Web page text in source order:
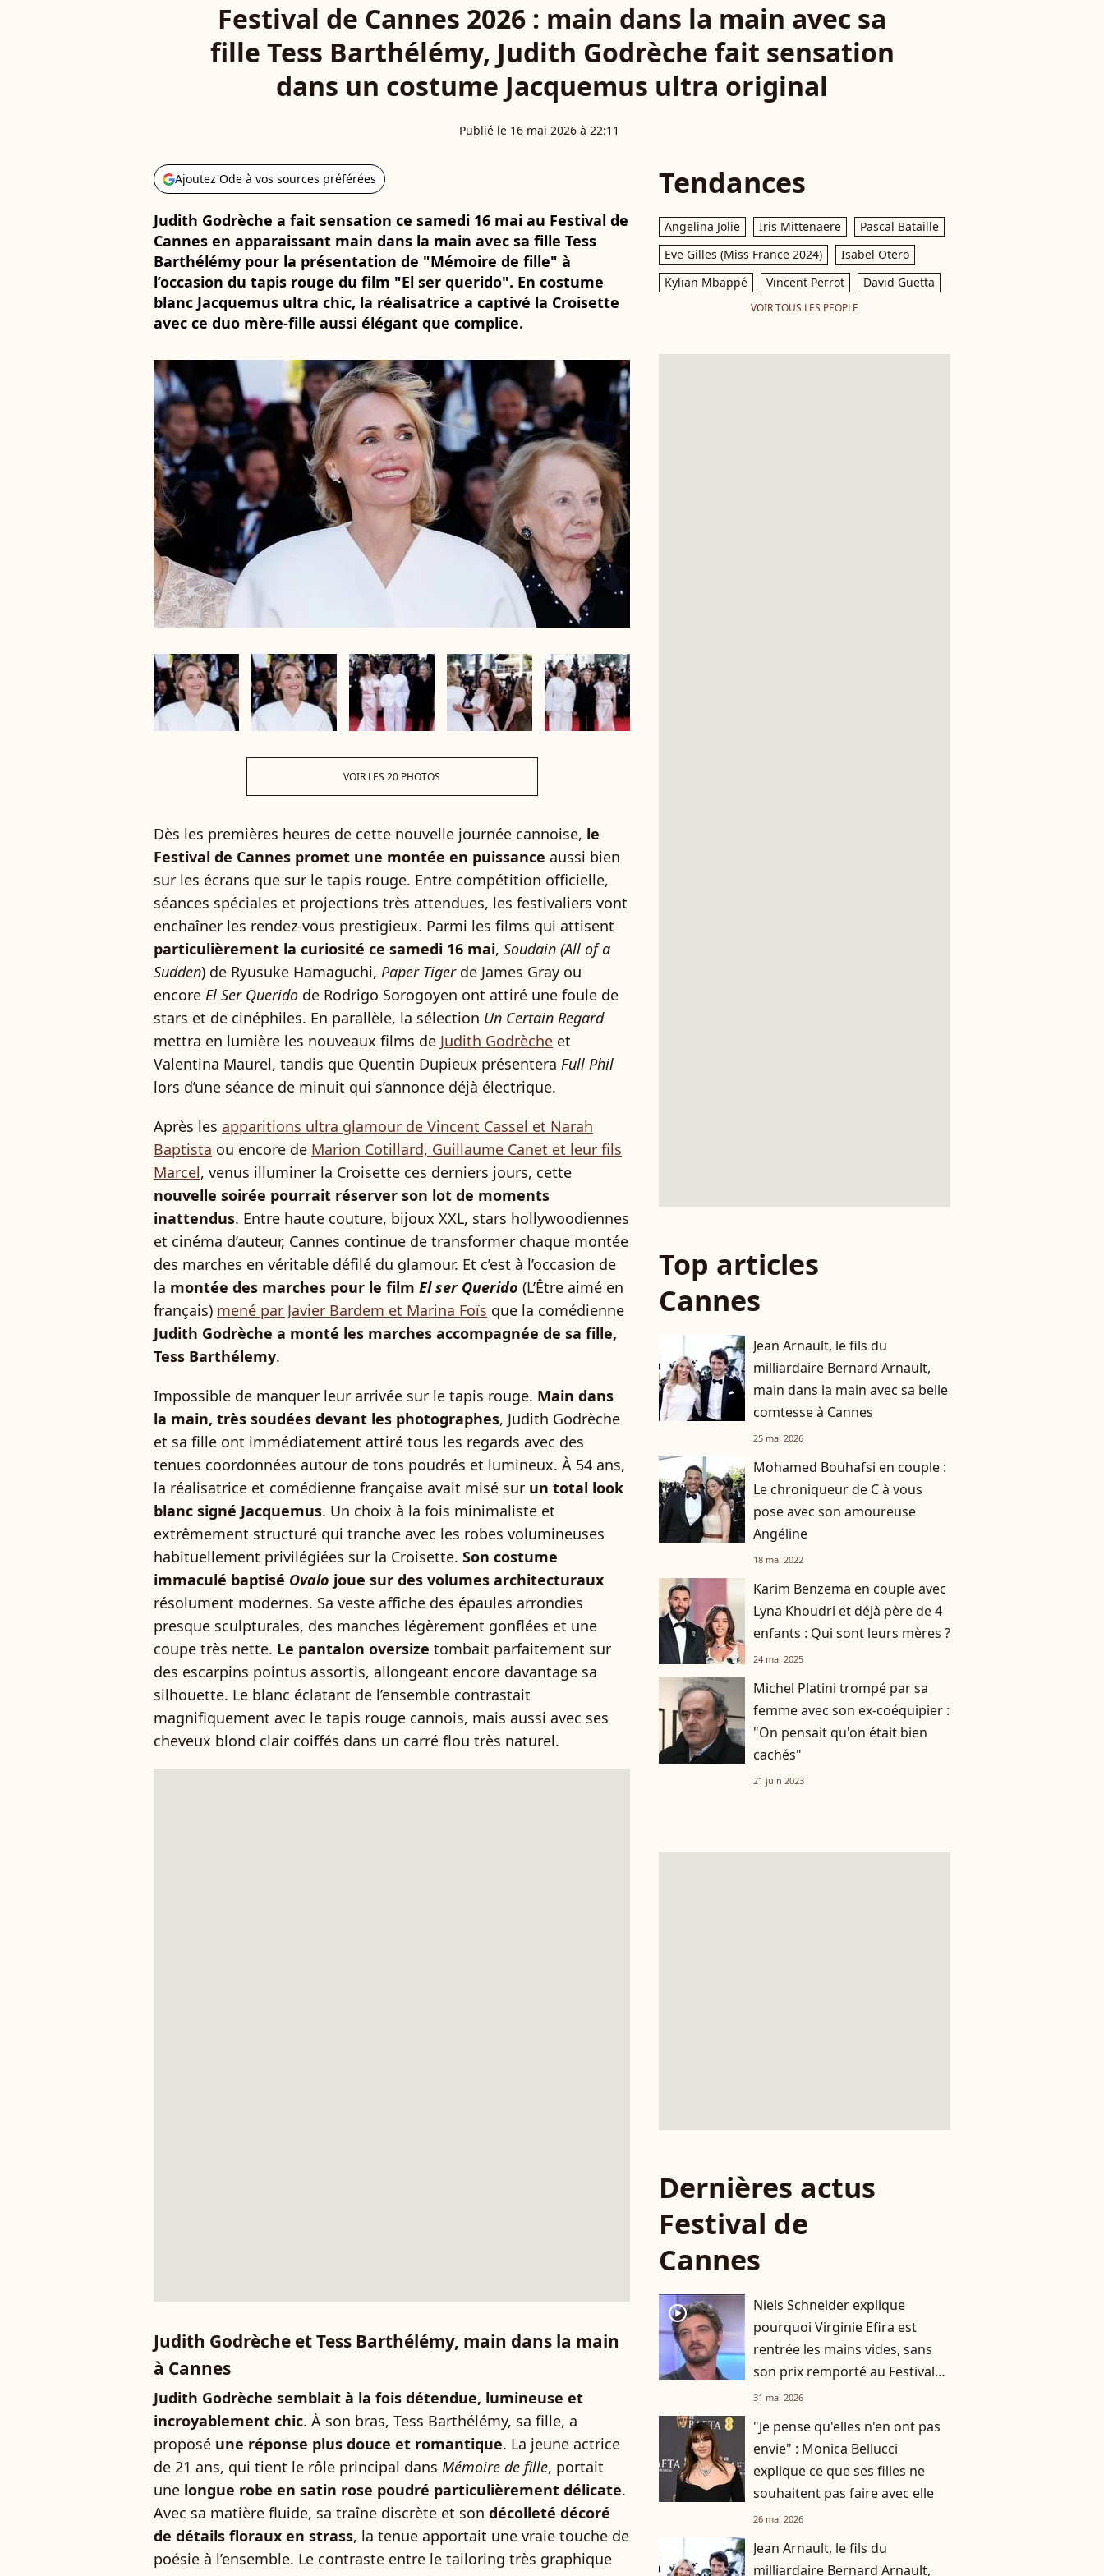
Festival de Cannes 2026 : main dans la main avec sa
fille Tess Barthélémy, Judith Godrèche fait sensation
dans un costume Jacquemus ultra original
Publié le 16 mai 2026 à 22:11
Ajoutez Ode à vos sources préférées
Judith Godrèche a fait sensation ce samedi 16 mai au Festival de
Cannes en apparaissant main dans la main avec sa fille Tess
Barthélémy pour la présentation de "Mémoire de fille" à
l’occasion du tapis rouge du film "El ser querido". En costume
blanc Jacquemus ultra chic, la réalisatrice a captivé la Croisette
avec ce duo mère-fille aussi élégant que complice.
VOIR LES 20 PHOTOS
Dès les premières heures de cette nouvelle journée cannoise, le
Festival de Cannes promet une montée en puissance aussi bien
sur les écrans que sur le tapis rouge. Entre compétition officielle,
séances spéciales et projections très attendues, les festivaliers vont
enchaîner les rendez-vous prestigieux. Parmi les films qui attisent
particulièrement la curiosité ce samedi 16 mai, Soudain (All of a
Sudden) de Ryusuke Hamaguchi, Paper Tigerde James Gray ou
encore El Ser Querido de Rodrigo Sorogoyen ont attiré une foule de
stars et de cinéphiles. En parallèle, la sélection Un Certain Regard
mettra en lumière les nouveaux films de Judith Godrèche et
Valentina Maurel, tandis que Quentin Dupieux présentera Full Phil
lors d’une séance de minuit qui s’annonce déjà électrique.
Après les apparitions ultra glamour de Vincent Cassel et Narah
Baptista ou encore de Marion Cotillard, Guillaume Canet et leur fils
Marcel, venus illuminer la Croisette ces derniers jours, cette
nouvelle soirée pourrait réserver son lot de moments
inattendus. Entre haute couture, bijoux XXL, stars hollywoodiennes
et cinéma d’auteur, Cannes continue de transformer chaque montée
des marches en véritable défilé du glamour. Et c’est à l’occasion de
la montée des marches pour le film El ser Querido (L’Être aimé en
français) mené par Javier Bardem et Marina Foïs que la comédienne
Judith Godrèche a monté les marches accompagnée de sa fille,
Tess Barthélemy.
Impossible de manquer leur arrivée sur le tapis rouge. Main dans
la main, très soudées devant les photographes, Judith Godrèche
et sa fille ont immédiatement attiré tous les regards avec des
tenues coordonnées autour de tons poudrés et lumineux. À 54 ans,
la réalisatrice et comédienne française avait misé sur un total look
blanc signé Jacquemus. Un choix à la fois minimaliste et
extrêmement structuré qui tranche avec les robes volumineuses
habituellement privilégiées sur la Croisette. Son costume
immaculé baptisé Ovalo joue sur des volumes architecturaux
résolument modernes. Sa veste affiche des épaules arrondies
presque sculpturales, des manches légèrement gonflées et une
coupe très nette. Le pantalon oversize tombait parfaitement sur
des escarpins pointus assortis, allongeant encore davantage sa
silhouette. Le blanc éclatant de l’ensemble contrastait
magnifiquement avec le tapis rouge cannois, mais aussi avec ses
cheveux blond clair coiffés dans un carré flou très naturel.
Judith Godrèche et Tess Barthélémy, main dans la main
à Cannes
Judith Godrèche semblait à la fois détendue, lumineuse et
incroyablement chic. À son bras, Tess Barthélémy, sa fille, a
proposé une réponse plus douce et romantique. La jeune actrice
de 21 ans, qui tient le rôle principal dans Mémoire de fille, portait
une longue robe en satin rose poudré particulièrement délicate.
Avec sa matière fluide, sa traîne discrète et son décolleté décoré
de détails floraux en strass, la tenue apportait une vraie touche de
poésie à l’ensemble. Le contraste entre le tailoring très graphique
Tendances
Angelina Jolie Iris Mittenaere
Pascal Bataille
Eve Gilles (Miss France 2024)
Isabel Otero
Kylian Mbappé
Vincent Perrot David Guetta
VOIR TOUS LES PEOPLE
Top articles
Cannes
Jean Arnault, le fils du
milliardaire Bernard Arnault,
main dans la main avec sa belle
comtesse à Cannes
25 mai 2026
Mohamed Bouhafsi en couple :
Le chroniqueur de C à vous
pose avec son amoureuse
Angéline
18 mai 2022
Karim Benzema en couple avec
Lyna Khoudri et déjà père de 4
enfants : Qui sont leurs mères ?
24 mai 2025
Michel Platini trompé par sa
femme avec son ex-coéquipier :
"On pensait qu'on était bien
cachés"
21 juin 2023
Dernières actus
Festival de
Cannes
player2
Niels Schneider explique
pourquoi Virginie Efira est
rentrée les mains vides, sans
son prix remporté au Festival
de Cannes
31 mai 2026
"Je pense qu'elles n'en ont pas
envie" : Monica Bellucci
explique ce que ses filles ne
souhaitent pas faire avec elle
26 mai 2026
Jean Arnault, le fils du
milliardaire Bernard Arnault,